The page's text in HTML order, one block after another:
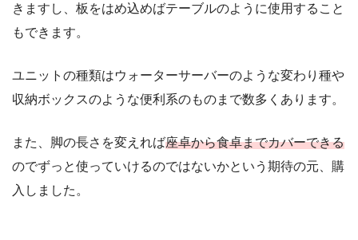
きますし、板をはめ込めばテーブルのように使用すること
もできます。
ユニットの種類はウォーターサーバーのような変わり種や
収納ボックスのような便利系のものまで数多くあります。
また、脚の長さを変えれば座卓から食卓までカバーできる
のでずっと使っていけるのではないかという期待の元、購
入しました。